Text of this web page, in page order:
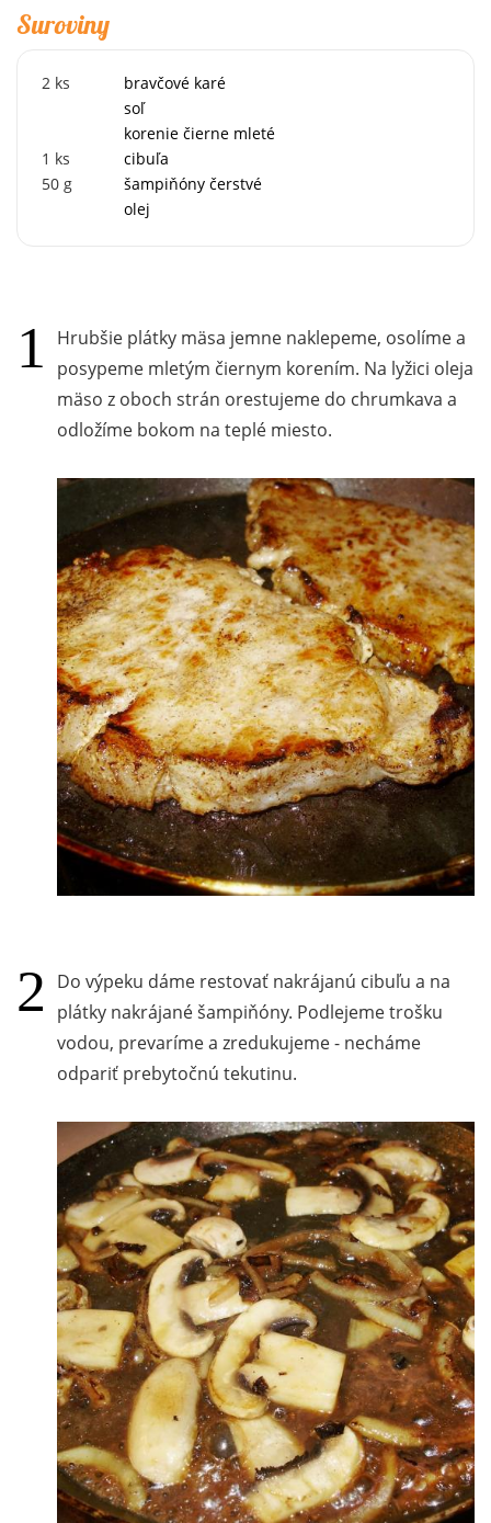
Suroviny
2 ks
bravčové karé
soľ
korenie čierne mleté
1 ks
cibuľa
50 g
šampiňóny čerstvé
olej
Hrubšie plátky mäsa jemne naklepeme, osolíme a
posypeme mletým čiernym korením. Na lyžici oleja
mäso z oboch strán orestujeme do chrumkava a
odložíme bokom na teplé miesto.
Do výpeku dáme restovať nakrájanú cibuľu a na
plátky nakrájané šampiňóny. Podlejeme trošku
vodou, prevaríme a zredukujeme - necháme
odpariť prebytočnú tekutinu.